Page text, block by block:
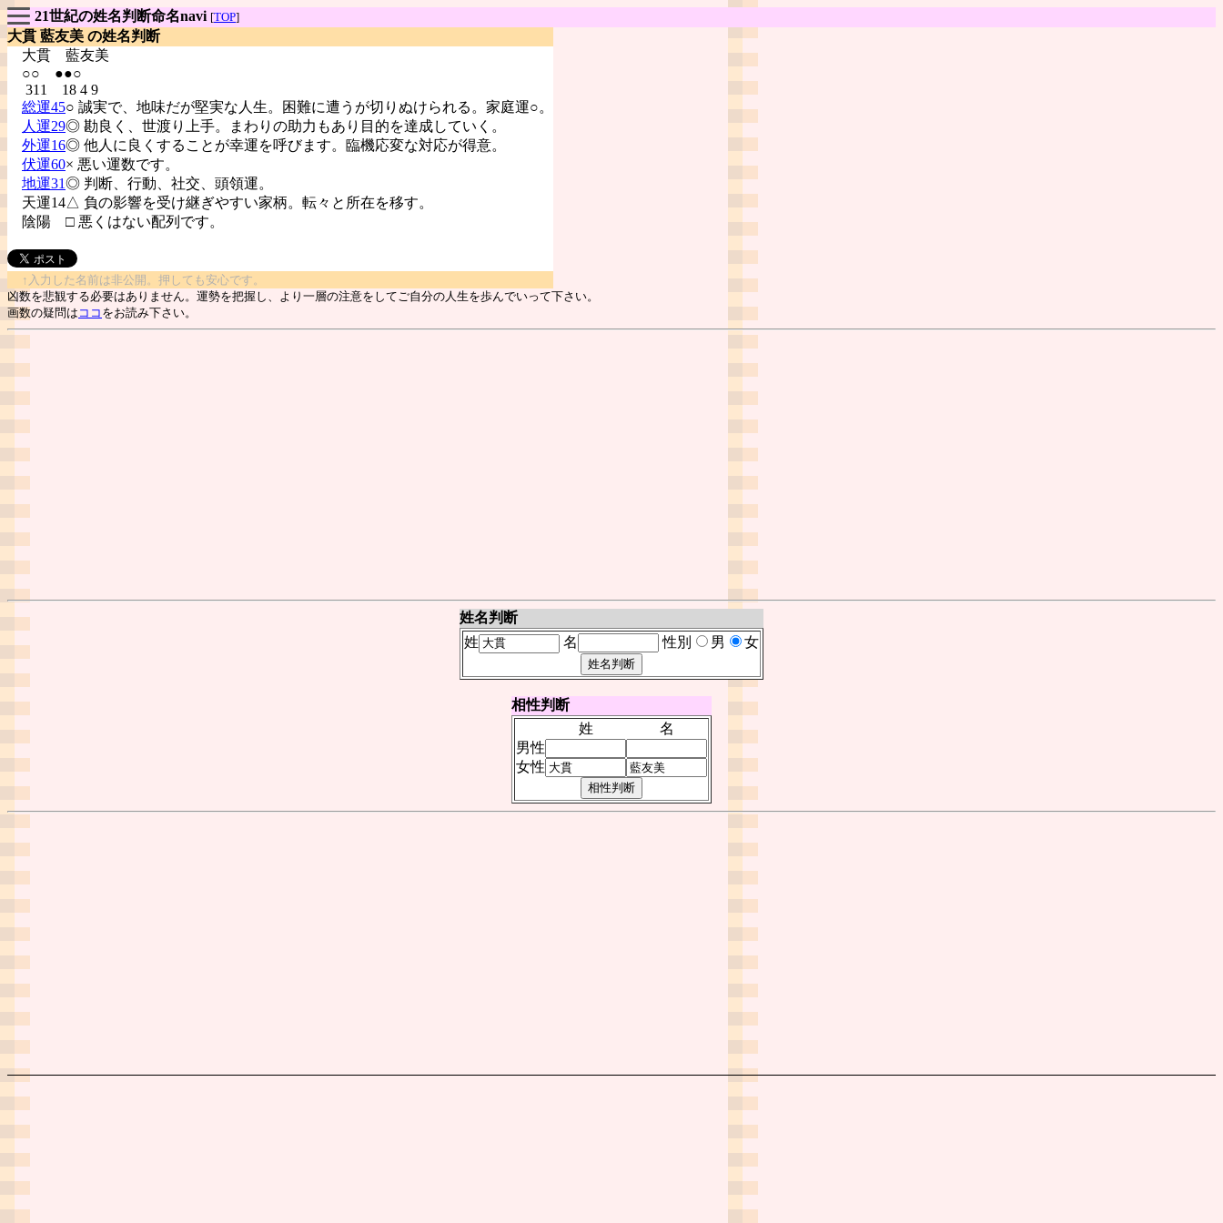
21世紀の姓名判断命名navi [TOP]
大貫 藍友美 の姓名判断
大貫 藍友美
○○ ●●○
311 18 4 9
総運45○ 誠実で、地味だが堅実な人生。困難に遭うが切りぬけられる。家庭運○。
人運29◎ 勘良く、世渡り上手。まわりの助力もあり目的を達成していく。
外運16◎ 他人に良くすることが幸運を呼びます。臨機応変な対応が得意。
伏運60× 悪い運数です。
地運31◎ 判断、行動、社交、頭領運。
天運14△ 負の影響を受け継ぎやすい家柄。転々と所在を移す。
陰陽 □ 悪くはない配列です。
↑入力した名前は非公開。押しても安心です。
凶数を悲観する必要はありません。運勢を把握し、より一層の注意をしてご自分の人生を歩んでいって下さい。
画数の疑問は ココ をお読み下さい。
姓名判断
姓
名 性別 男 女
相性判断
姓
名
男性
女性